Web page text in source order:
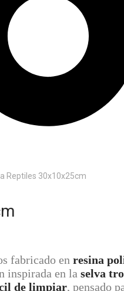
Reptiles 30x10x25cm
fabricado en resina
inspirada en la selva
de limpiar, pensado